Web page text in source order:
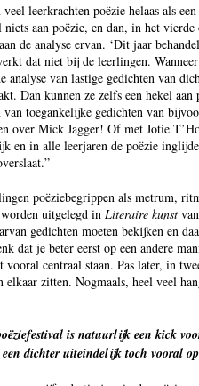
leerkrachten poëzie helaas als
aan poëzie, en dan, in het
de analyse ervan. ‘Dit jaar
dat niet bij de leerlingen.
analyse van lastige gedichten van
Dan kunnen ze zelfs een hekel
toegankelijke gedichten van
over Mick Jagger! Of met Jotie
en in alle leerjaren de poëzie
poëziebegrippen als metrum,
uitgelegd in Literaire kunst
gedichten moeten bekijken en
dat je beter eerst op een andere
centraal staan. Pas later, in
zitten. Nogmaals, heel veel
is natuurlijk een kick
dichter uiteindelijk toch vooral